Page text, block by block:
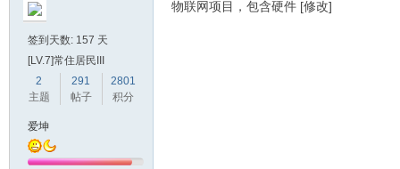
签到天数: 157 天
[LV.7]常住居民III
2
主题
291
帖子
2801
积分
爱坤
物联网项目，包含硬件 [修改]